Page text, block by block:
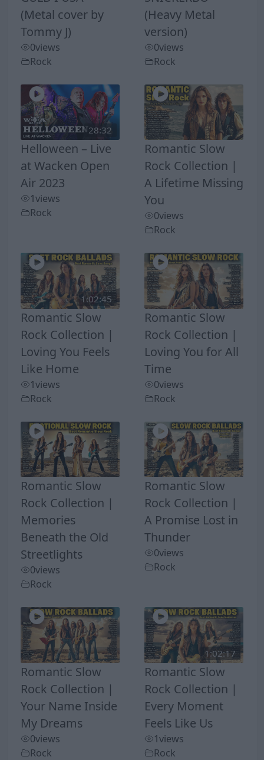
(Metal cover by
Tommy J)
0views
Rock
(Heavy Metal
version)
0views
Rock
28:32
Helloween – Live
at Wacken Open
Air 2023
1views
Rock
Romantic Slow
Rock Collection |
A Lifetime Missing
You
0views
Rock
1:02:45
Romantic Slow
Rock Collection |
Loving You Feels
Like Home
1views
Rock
Romantic Slow
Rock Collection |
Loving You for All
Time
0views
Rock
Romantic Slow
Rock Collection |
Memories
Beneath the Old
Streetlights
0views
Rock
Romantic Slow
Rock Collection |
A Promise Lost in
Thunder
0views
Rock
Romantic Slow
Rock Collection |
Your Name Inside
My Dreams
0views
Rock
1:02:17
Romantic Slow
Rock Collection |
Every Moment
Feels Like Us
1views
Rock